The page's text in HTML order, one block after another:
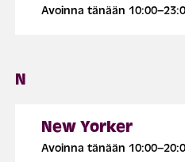
Avoinna tänään
N
New Yorker
Avoinna tänään